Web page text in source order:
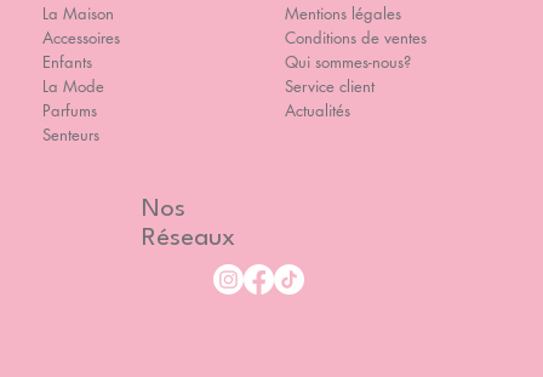
La Maison
Accessoires
Enfants
La Mode
Parfums
Senteurs
Mentions légales
Conditions de ventes
Qui sommes-nous?
Service client
Actualités
Nos
Réseaux